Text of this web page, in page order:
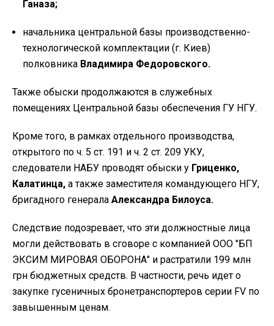
Ганаза;
начальника центральной базы производственно-
технологической комплектации (г. Киев)
полковника Владимира Федоровского.
Также обыски продолжаются в служебных
помещениях Центральной базы обеспечения ГУ НГУ.
Кроме того, в рамках отдельного производства,
открытого по ч. 5 ст. 191 и ч. 2 ст. 209 УКУ,
следователи НАБУ проводят обыски у Гриценко,
Калатинца, а также заместителя командующего НГУ,
бригадного генерала Александра Билоуса.
Следствие подозревает, что эти должностные лица
могли действовать в сговоре с компанией ООО "БП
ЭКСИМ МИРОВАЯ ОБОРОНА" и растратили 199 млн
грн бюджетных средств. В частности, речь идет о
закупке гусеничных бронетранспортеров серии FV по
завышенным ценам.